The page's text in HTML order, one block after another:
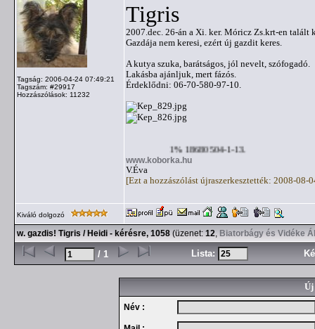
Tagság: 2006-04-24 07:49:21
Tagszám: #29917
Hozzászólások: 11232
Tigris
2007.dec. 26-án a Xi. ker. Móricz Zs.krt-en talált
Gazdája nem keresi, ezért új gazdit keres.
A kutya szuka, barátságos, jól nevelt, szófogadó.
Lakásba ajánljuk, mert fázós.
Érdeklődni: 06-70-580-97-10.
1% 18680504-1-13.
www.koborka.hu
V.Éva
[Ezt a hozzászólást újraszerkesztették: 2008-08-
Kiváló dolgozó
w. gazdis! Tigris / Heidi - kérésre, 1058 (üzenet: 12, Biatorbágy és Vidéke
/ 1 Lista:
Új
Név :